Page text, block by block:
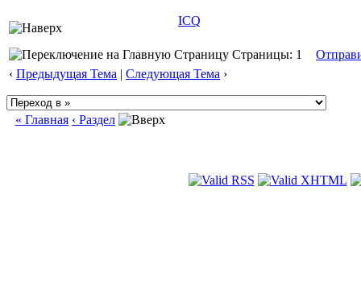
ICQ
Страницы: 1
‹ Предыдущая Тема | Следующая Тема ›
« Главная ‹ Раздел